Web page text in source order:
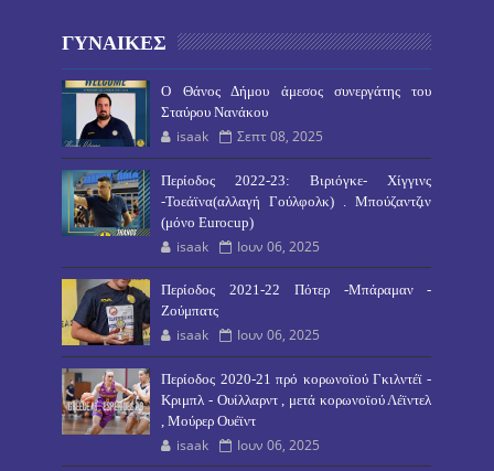
ΓΥΝΑΙΚΕΣ
O Θάνος Δήμου άμεσος συνεργάτης του
Σταύρου Νανάκου
isaak Σεπτ 08, 2025
Περίοδος 2022-23: Βιριόγκε- Χίγγινς
-Τοεάϊνα(αλλαγή Γούλφολκ) . Μπούζαντζιν
(μόνο Eurocup)
isaak Ιουν 06, 2025
Περίοδος 2021-22 Πότερ -Μπάραμαν -
Ζούμπατς
isaak Ιουν 06, 2025
Περίοδος 2020-21 πρό κορωνοϊού Γκιλντέϊ -
Κριμπλ - Ουίλλαρντ , μετά κορωνοϊού Λέϊντελ
, Μούρερ Ουέϊντ
isaak Ιουν 06, 2025